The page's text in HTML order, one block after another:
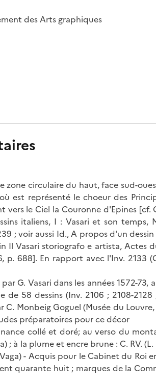
des Arts graphiques
circulaire du haut, face sud-
est représenté le choeur des
le Ciel la Couronne d'Epines [cf.
italiens, I : Vasari et son temps,
; voir aussi Id., A propos d'un
Il Vasari storiografo e artista, Actes
p. 688]. En rapport avec l'Inv. 2133
G. Vasari dans les années 1572-73,
58 dessins (Inv. 2106 ; 2108-2128
C. Monbeig Goguel (Musée du
préparatoires pour ce décor
collé et doré; au verso du
; à la plume et encre brune : C. RV.
- Acquis pour le Cabinet du Roi
quarante huit ; marques de la